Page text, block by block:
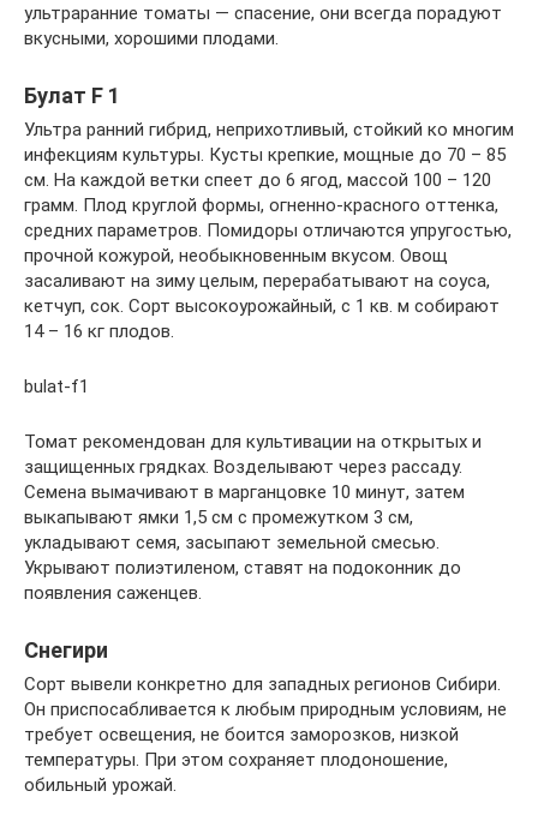
ультраранние томаты — спасение, они всегда порадуют
вкусными, хорошими плодами.
Булат F 1
Ультра ранний гибрид, неприхотливый, стойкий ко многим
инфекциям культуры. Кусты крепкие, мощные до 70 – 85
см. На каждой ветки спеет до 6 ягод, массой 100 – 120
грамм. Плод круглой формы, огненно-красного оттенка,
средних параметров. Помидоры отличаются упругостью,
прочной кожурой, необыкновенным вкусом. Овощ
засаливают на зиму целым, перерабатывают на соуса,
кетчуп, сок. Сорт высокоурожайный, с 1 кв. м собирают
14 – 16 кг плодов.
bulat-f1
Томат рекомендован для культивации на открытых и
защищенных грядках. Возделывают через рассаду.
Семена вымачивают в марганцовке 10 минут, затем
выкапывают ямки 1,5 см с промежутком 3 см,
укладывают семя, засыпают земельной смесью.
Укрывают полиэтиленом, ставят на подоконник до
появления саженцев.
Снегири
Сорт вывели конкретно для западных регионов Сибири.
Он приспосабливается к любым природным условиям, не
требует освещения, не боится заморозков, низкой
температуры. При этом сохраняет плодоношение,
обильный урожай.